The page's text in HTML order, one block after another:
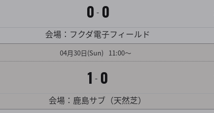
0 - 0
会場：フクダ電子フィールド
04月30日(Sun) 11:00～
1 - 0
対戦カード詳細を見る
会場：鹿島サブ（天然芝）
対戦カード詳細を見る